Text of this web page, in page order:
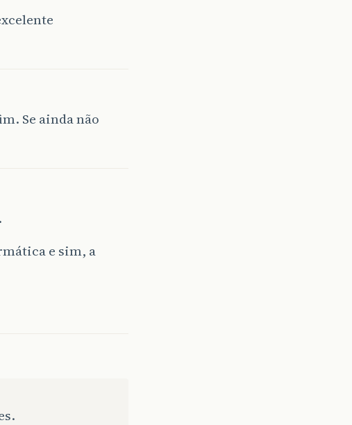
Se ainda não
e sim, a